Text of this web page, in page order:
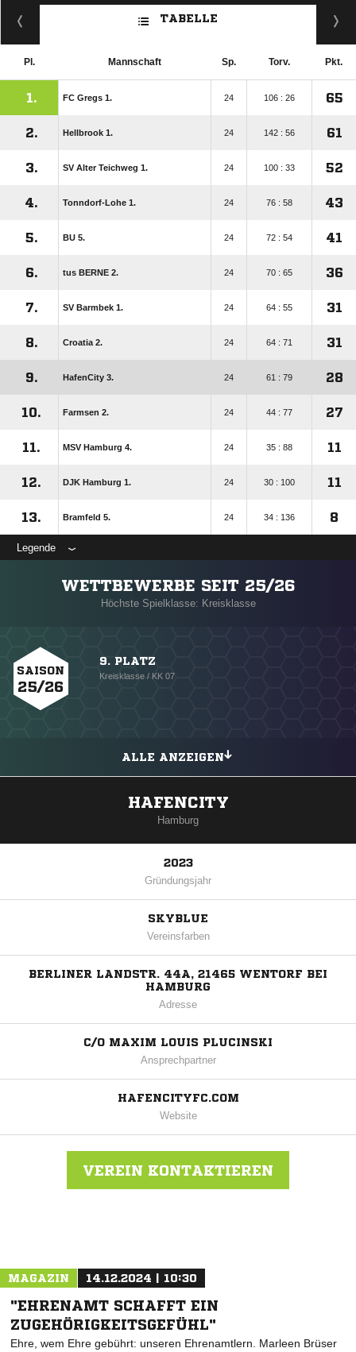
TABELLE
Pl. Mannschaft Sp. Torv. Pkt.
1. FC Gregs 1. 24 106 : 26 65
2. Hellbrook 1. 24 142 : 56 61
3. SV Alter Teichweg 1. 24 100 : 33 52
4. Tonndorf-Lohe 1. 24 76 : 58 43
5. BU 5. 24 72 : 54 41
6. tus BERNE 2. 24 70 : 65 36
7. SV Barmbek 1. 24 64 : 55 31
8. Croatia 2. 24 64 : 71 31
9. HafenCity 3. 24 61 : 79 28
10. Farmsen 2. 24 44 : 77 27
11. MSV Hamburg 4. 24 35 : 88 11
12. DJK Hamburg 1. 24 30 : 100 11
13. Bramfeld 5. 24 34 : 136 8
Legende
WETTBEWERBE SEIT 25/26
Höchste Spielklasse: Kreisklasse
SAISON
25/26
9. PLATZ
Kreisklasse / KK 07
ALLE ANZEIGEN
HAFENCITY
Hamburg
2023
Gründungsjahr
SKYBLUE
Vereinsfarben
BERLINER LANDSTR. 44A, 21465 WENTORF BEI
HAMBURG
Adresse
C/O MAXIM LOUIS PLUCINSKI
Ansprechpartner
HAFENCITYFC.COM
Website
VEREIN KONTAKTIEREN
MAGAZIN 14.12.2024 | 10:30
"EHRENAMT SCHAFFT EIN
ZUGEHÖRIGKEITSGEFÜHL"
Ehre, wem Ehre gebührt: unseren Ehrenamtlern. Marleen Brüser